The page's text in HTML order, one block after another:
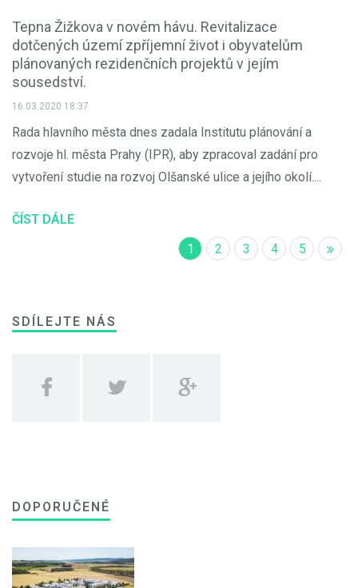
Tepna Žižkova v novém hávu. Revitalizace
dotčených území zpříjemní život i obyvatelům
plánovaných rezidenčních projektů v jejím
sousedství.
16.03.2020 18:37
Rada hlavního města dnes zadala Institutu plánování a
rozvoje hl. města Prahy (IPR), aby zpracoval zadání pro
vytvoření studie na rozvoj Olšanské ulice a jejího okolí....
ČÍST DÁLE
1
2 3 4 5
SDÍLEJTE NÁS
DOPORUČENÉ